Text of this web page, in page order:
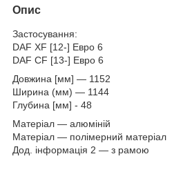
Опис
Застосування:
DAF XF [12-] Евро 6
DAF CF [13-] Евро 6
Довжина [мм] — 1152
Ширина (мм) — 1144
Глубина [мм] - 48
Матеріал — алюміній
Матеріал — полімерний матеріал
Дод. інформація 2 — з рамою